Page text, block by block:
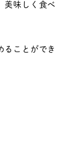
美味しく食べ
ることができ